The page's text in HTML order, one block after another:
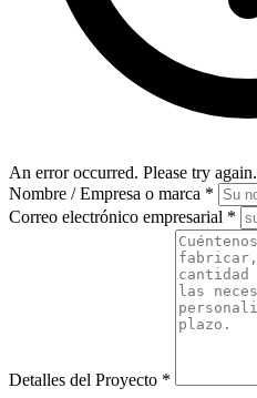
An error occurred. Please try again.
Nombre / Empresa o marca *
Correo electrónico empresarial *
Detalles del Proyecto *